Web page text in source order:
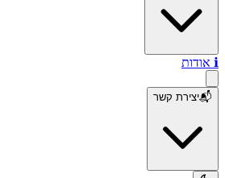
ℹ️ אודות
📬יצירת קשר